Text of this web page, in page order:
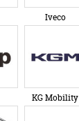
Iveco
KG Mobility